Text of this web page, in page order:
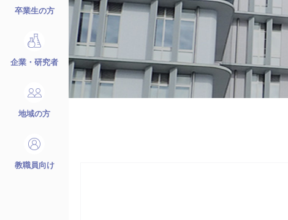
卒業生の方
企業・研究者
地域の方
教職員向け